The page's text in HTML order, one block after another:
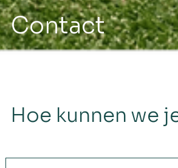
Contact
Hoe kunnen we